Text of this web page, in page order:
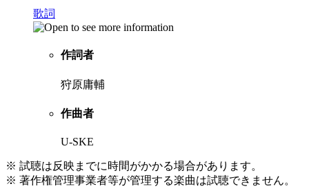
歌詞
作詞者
狩原庸輔
作曲者
U-SKE
※ 試聴は反映までに時間がかかる場合があります。
※ 著作権管理事業者等が管理する楽曲は試聴できません。